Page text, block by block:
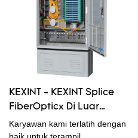
telah diperluas ke bidang
kabinet Fiber Optik.
KEXINT - KEXINT Splice
FiberOpticx Di Luar
Dinding Kabinet
Pemasangan - 288
Karyawan kami terlatih dengan